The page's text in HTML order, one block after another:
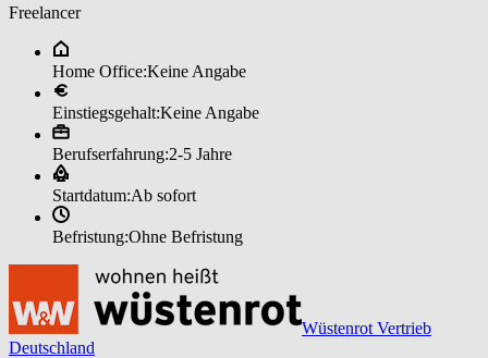
Freelancer
Home Office:Keine Angabe
Einstiegsgehalt:Keine Angabe
Berufserfahrung:2-5 Jahre
Startdatum:Ab sofort
Befristung:Ohne Befristung
Wüstenrot Vertrieb
Deutschland